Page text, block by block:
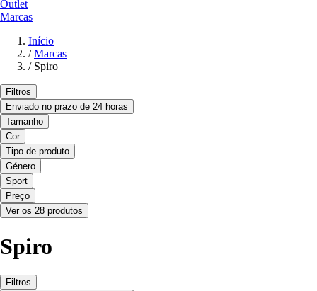
Outlet
Marcas
Início
/ Marcas
/ Spiro
Filtros
Enviado no prazo de 24 horas
Tamanho
Cor
Tipo de produto
Género
Sport
Preço
Ver os 28 produtos
Spiro
Filtros